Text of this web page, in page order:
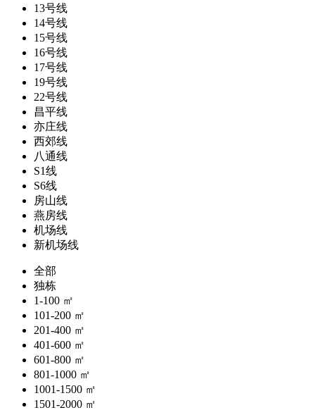
13号线
14号线
15号线
16号线
17号线
19号线
22号线
昌平线
亦庄线
西郊线
八通线
S1线
S6线
房山线
燕房线
机场线
新机场线
全部
独栋
1-100 ㎡
101-200 ㎡
201-400 ㎡
401-600 ㎡
601-800 ㎡
801-1000 ㎡
1001-1500 ㎡
1501-2000 ㎡